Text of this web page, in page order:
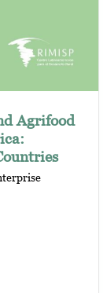
Agrifood